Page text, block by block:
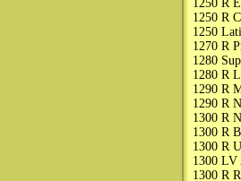
1250 R
1250 R
1250
1270 R
1280
1280 R
1290 R
1290 R
1300 R
1300 R
1300 R
1300 LV
1300 R